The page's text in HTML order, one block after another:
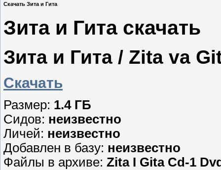
Скачать Зита и Гита
Зита и Гита скачать
Зита и Гита / Zita va
Скачать
Размер: 1.4 ГБ
Сидов: неизвестно
Личей: неизвестно
Добавлен в базу: неизвестно
Файлы в архиве: Zita I Gita Cd-1